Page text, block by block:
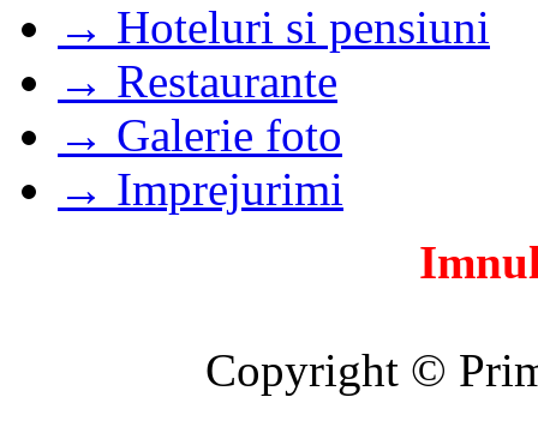
→ Hoteluri si pensiuni
→ Restaurante
→ Galerie foto
→ Imprejurimi
Copyright ©